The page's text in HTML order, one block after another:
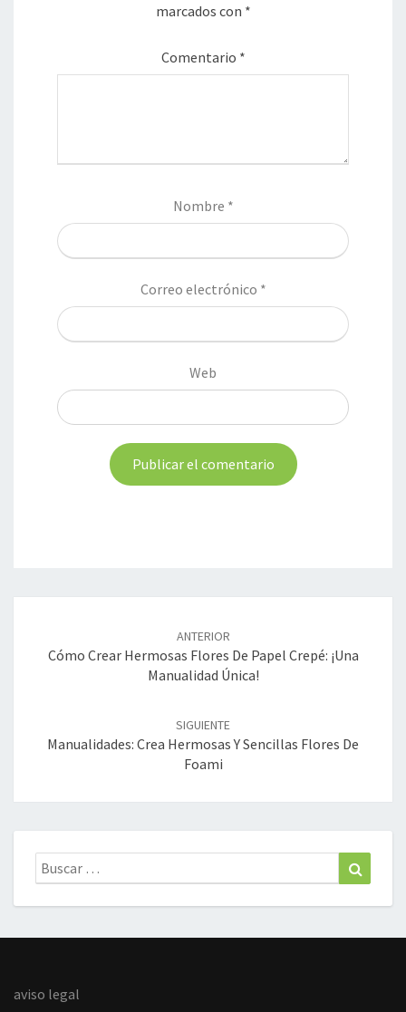
marcados con *
Comentario *
Nombre *
Correo electrónico *
Web
entradas
ANTERIOR
Cómo Crear Hermosas Flores De Papel Crepé: ¡una
Manualidad Única!
SIGUIENTE
Manualidades: Crea Hermosas Y Sencillas Flores De
Foami
Buscar:
aviso legal